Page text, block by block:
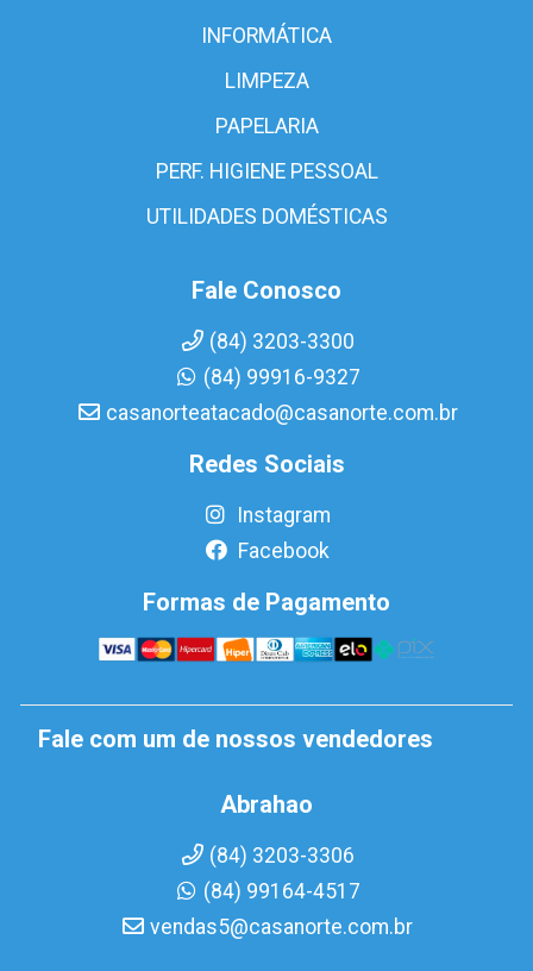
INFORMÁTICA
LIMPEZA
PAPELARIA
PERF. HIGIENE PESSOAL
UTILIDADES DOMÉSTICAS
Fale Conosco
(84) 3203-3300
(84) 99916-9327
casanorteatacado@casanorte.com.br
Redes Sociais
Instagram
Facebook
Formas de Pagamento
Fale com um de nossos vendedores
Abrahao
(84) 3203-3306
(84) 99164-4517
vendas5@casanorte.com.br